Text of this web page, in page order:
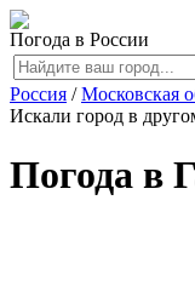
Погода в России
Россия / Московская
Искали город в
Погода в